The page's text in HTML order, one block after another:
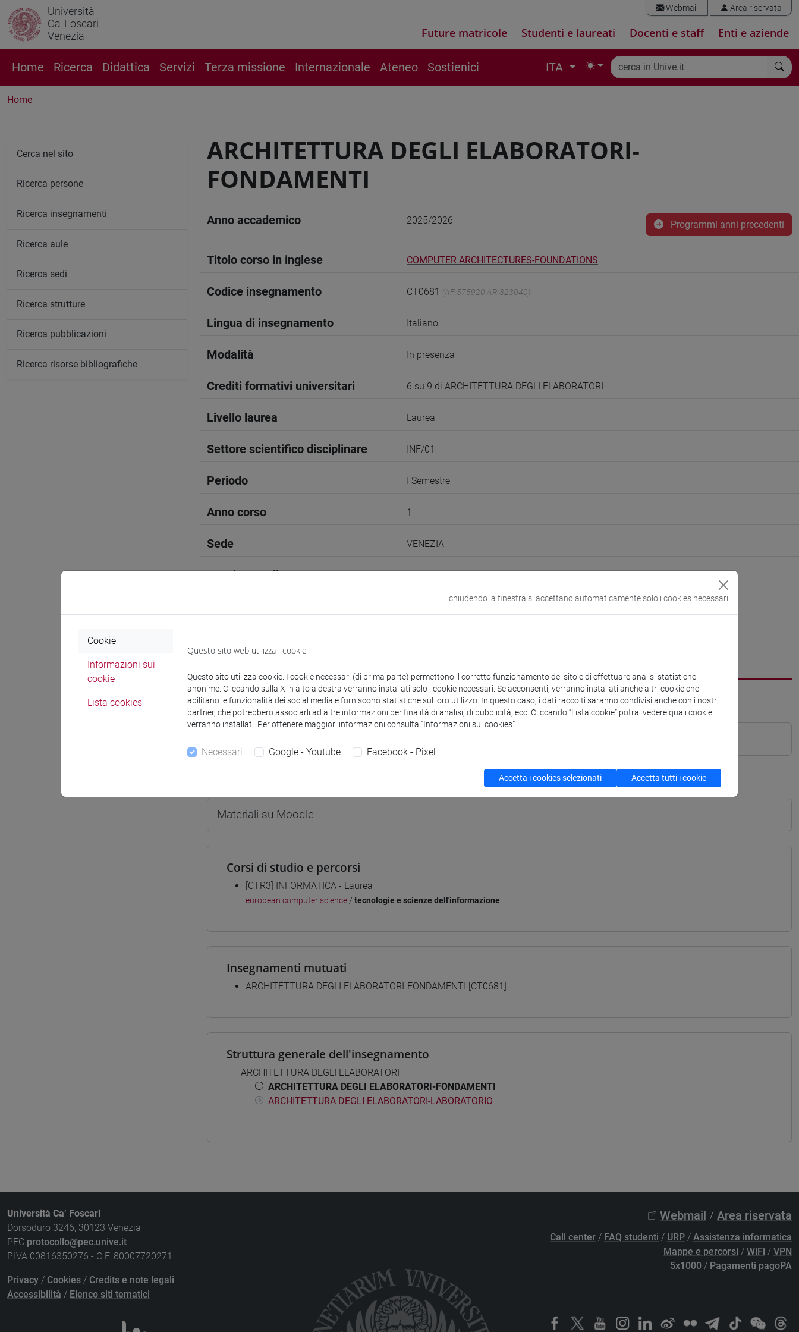
Università
Ca' Foscari
Venezia
Webmail Area riservata
Future matricole Studenti e laureati Docenti e staff Enti e aziende
Home Ricerca Didattica Servizi Terza missione Internazionale Ateneo Sostienici ITA
Home
ARCHITETTURA DEGLI ELABORATORI-
FONDAMENTI
Anno accademico 2025/2026 Programmi anni precedenti
Titolo corso in inglese COMPUTER ARCHITECTURES-FOUNDATIONS
Codice insegnamento CT0681 (AF:575920 AR:323040)
Lingua di insegnamento Italiano
Modalità In presenza
Crediti formativi universitari 6 su 9 di ARCHITETTURA DEGLI ELABORATORI
Livello laurea Laurea
Settore scientifico disciplinare INF/01
Periodo I Semestre
Anno corso 1
Sede VENEZIA
Spazio Moodle
Docenti e corsi di laurea
Docenti
Materiali su Moodle
Corsi di studio e percorsi
[CTR3] INFORMATICA - Laurea
european computer science / tecnologie e scienze dell'informazione
Insegnamenti mutuati
ARCHITETTURA DEGLI ELABORATORI-FONDAMENTI [CT0681]
Struttura generale dell'insegnamento
ARCHITETTURA DEGLI ELABORATORI
ARCHITETTURA DEGLI ELABORATORI-FONDAMENTI
ARCHITETTURA DEGLI ELABORATORI-LABORATORIO
Cerca nel sito
Ricerca persone
Ricerca insegnamenti
Ricerca aule
Ricerca sedi
Ricerca strutture
Ricerca pubblicazioni
Ricerca risorse bibliografiche
Università Ca’ Foscari
Dorsoduro 3246, 30123 Venezia
PEC protocollo@pec.unive.it
P.IVA 00816350276 - C.F. 80007720271
Privacy / Cookies / Credits e note legali
Accessibilità / Elenco siti tematici
Webmail / Area riservata
Call center / FAQ studenti / URP / Assistenza informatica
Mappe e percorsi / WiFi / VPN
5x1000 / Pagamenti pagoPA
chiudendo la finestra si accettano automaticamente solo i cookies necessari
Cookie
Informazioni sui
cookie
Lista cookies
Questo sito web utilizza i cookie
Questo sito utilizza cookie. I cookie necessari (di prima parte) permettono il corretto funzionamento del sito e di effettuare analisi statistiche
anonime. Cliccando sulla X in alto a destra verranno installati solo i cookie necessari. Se acconsenti, verranno installati anche altri cookie che
abilitano le funzionalità dei social media e forniscono statistiche sul loro utilizzo. In questo caso, i dati raccolti saranno condivisi anche con i nostri
partner, che potrebbero associarli ad altre informazioni per finalità di analisi, di pubblicità, ecc. Cliccando “Lista cookie” potrai vedere quali cookie
verranno installati. Per ottenere maggiori informazioni consulta “Informazioni sui cookies”.
Necessari Google - Youtube Facebook - Pixel
Accetta i cookies selezionati Accetta tutti i cookie